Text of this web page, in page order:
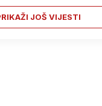
JOŠ VIJESTI